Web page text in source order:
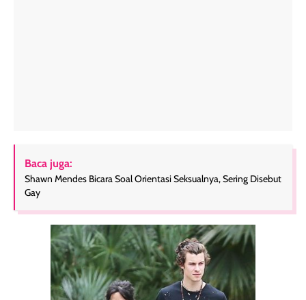
Baca juga:
Shawn Mendes Bicara Soal Orientasi Seksualnya, Sering Disebut
Gay